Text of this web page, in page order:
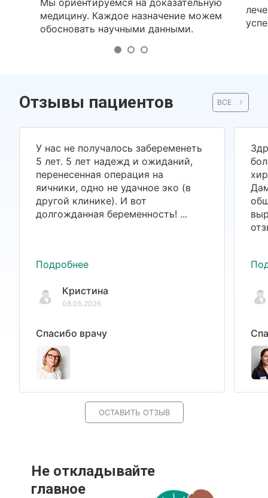
Мы ориентируемся на доказательную
медицину. Каждое назначение можем
обосновать научными данными.
Отзывы пациентов ВСЕ
У нас не получалось забеременеть
5 лет. 5 лет надежд и ожиданий,
перенесенная операция на
яичники, одно не удачное эко (в
другой клинике). И вот
долгожданная беременность! ...
Подробнее
Кристина
08.05.2026
Спасибо врачу
ОСТАВИТЬ ОТЗЫВ
Не откладывайте
главное